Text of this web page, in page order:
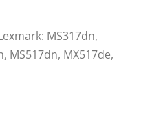
MS317dn,
MS517dn, MX517de,